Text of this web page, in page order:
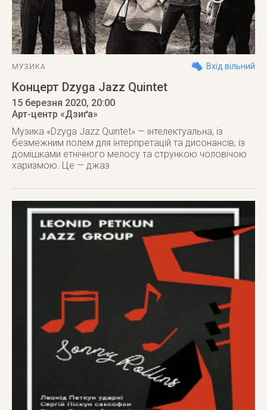
МУЗИКА Вхід вільний
Концерт Dzyga Jazz Quintet
15 березня 2020, 20:00
Арт-центр «Дзиґа»
Музика «Dzyga Jazz Quintet» — інтелектуальна, із
безмежним полем для інтерпретацій та дисонансів, із
домішками етнічного мелосу та стрункою чоловічою
харизмою. Це — джаз